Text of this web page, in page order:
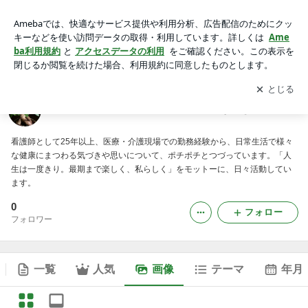
アプリをダウンロードして ブログの更新通知
を受け取りまし
ょう。
開く
看護師として25年以上、医療・介護現場での勤務経験から、日常生活で様々
な健康にまつわる気づきや思いについて、ポチポチとつづっています。「人
生は一度きり。最期まで楽しく、私らしく」をモットーに、日々活動してい
ます。
0
フォロワー
フォロー
一覧 人気 画像 テーマ 年月